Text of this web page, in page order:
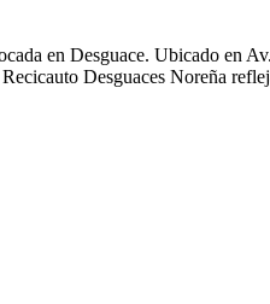
en Desguace. Ubicado en
Desguaces Noreña